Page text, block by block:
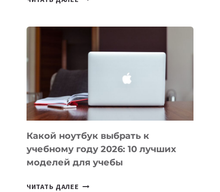
ПОМОГАЮТ
СОЗДАВАТЬ
БЕЗ
СЛОЖНОГО
КОДА
Какой ноутбук выбрать к
учебному году 2026: 10 лучших
моделей для учебы
ЧИТАТЬ ДАЛЕЕ КАКОЙ